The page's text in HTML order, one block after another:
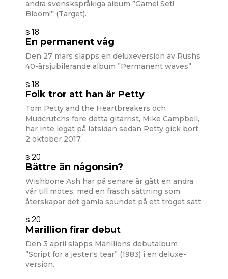
andra svenskspråkiga album ”Game! Set!
Bloom!” (Target).
s 18
En permanent våg
Den 27 mars släpps en deluxeversion av Rushs
40-årsjubilerande album ”Permanent waves”.
s 18
Folk tror att han är Petty
Tom Petty and the Heartbreakers och
Mudcrutchs före detta gitarrist, Mike Campbell,
har inte legat på latsidan sedan Petty gick bort,
2 oktober 2017.
s 20
Bättre än någonsin?
Wishbone Ash har på senare år gått en andra
vår till mötes, med en fräsch sättning som
återskapar det gamla soundet på ett troget sätt.
s 20
Marillion firar debut
Den 3 april släpps Marillions debutalbum
”Script for a jester's tear” (1983) i en deluxe-
version.